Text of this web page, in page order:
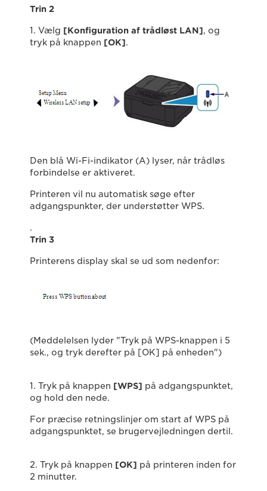
Trin 2
1. Vælg [Konfiguration af trådløst LAN], og
tryk på knappen [OK].
Den blå Wi-Fi-indikator (A) lyser, når trådløs
forbindelse er aktiveret.
Printeren vil nu automatisk søge efter
adgangspunkter, der understøtter WPS.
.
Trin 3
Printerens display skal se ud som nedenfor:
(Meddelelsen lyder "Tryk på WPS-knappen i 5
sek., og tryk derefter på [OK] på enheden")
1. Tryk på knappen [WPS] på adgangspunktet,
og hold den nede.
For præcise retningslinjer om start af WPS på
adgangspunktet, se brugervejledningen dertil.
2. Tryk på knappen [OK] på printeren inden for
2 minutter.